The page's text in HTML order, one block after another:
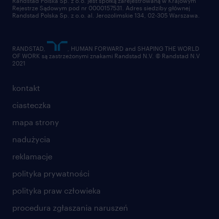
kontakt
ciasteczka
mapa strony
nadużycia
reklamacje
polityka prywatności
polityka praw człowieka
procedura zgłaszania naruszeń
Rejestrze Sądowym pod nr 0000157531. Adres siedziby głównej
Randstad Polska Sp. z o.o. al. Jerozolimskie 134, 02-305 Warszawa.
RANDSTAD,
, HUMAN FORWARD and SHAPING THE WORLD
OF WORK są zastrzeżonymi znakami Randstad N.V. © Randstad N.V
2021